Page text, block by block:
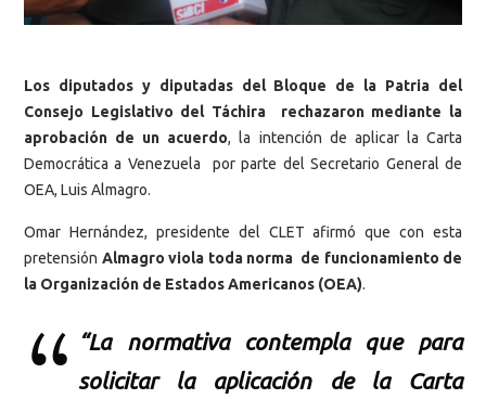
Los diputados y diputadas del Bloque de la Patria del
Consejo Legislativo del Táchira rechazaron mediante la
aprobación de un acuerdo, la intención de aplicar la Carta
Democrática a Venezuela por parte del Secretario General de
OEA, Luis Almagro.
Omar Hernández, presidente del CLET afirmó que con esta
pretensión Almagro viola toda norma de funcionamiento de
la Organización de Estados Americanos (OEA).
“La normativa contempla que para
solicitar la aplicación de la Carta